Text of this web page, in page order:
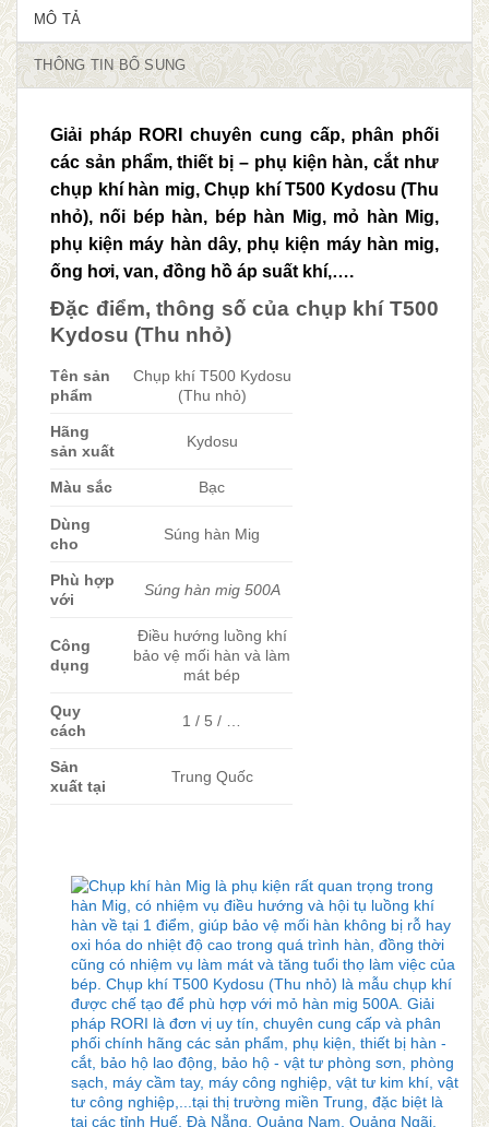
MÔ TẢ
THÔNG TIN BỔ SUNG
Giải pháp RORI chuyên cung cấp, phân phối
các sản phẩm, thiết bị – phụ kiện hàn, cắt như
chụp khí hàn mig, Chụp khí T500 Kydosu (Thu
nhỏ), nối bép hàn, bép hàn Mig, mỏ hàn Mig,
phụ kiện máy hàn dây, phụ kiện máy hàn mig,
ống hơi, van, đồng hồ áp suất khí,….
Đặc điểm, thông số của chụp khí T500
Kydosu (Thu nhỏ)
Tên sản
phẩm
Chụp khí T500 Kydosu
(Thu nhỏ)
Hãng
sản xuất
Kydosu
Màu sắc Bạc
Dùng
cho
Súng hàn Mig
Phù hợp
với
Súng hàn mig 500A
Công
dụng
Điều hướng luồng khí
bảo vệ mối hàn và làm
mát bép
Quy
cách
1 / 5 / …
Sản
xuất tại
Trung Quốc